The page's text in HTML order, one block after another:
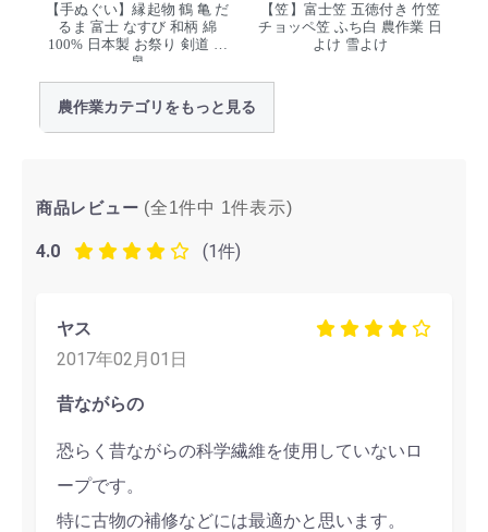
【手ぬぐい】縁起物 鶴 亀 だ
るま 富士 なすび 和柄 綿
100% 日本製 お祭り 剣道 温
泉
【笠】富士笠 五徳付き 竹笠
チョッペ笠 ふち白 農作業 日
よけ 雪よけ
農作業カテゴリをもっと見る
商品レビュー (全1件中 1件表示)
4.0 (1件)
ヤス
2017年02月01日
昔ながらの
恐らく昔ながらの科学繊維を使用していないロ
ープです。
特に古物の補修などには最適かと思います。